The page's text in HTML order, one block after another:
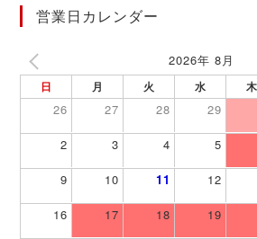
営業日カレンダー
2026年 8月
日 月 火 水 木
26 27 28 29
2 3 4 5
9 10 11 12
16 17 18 19